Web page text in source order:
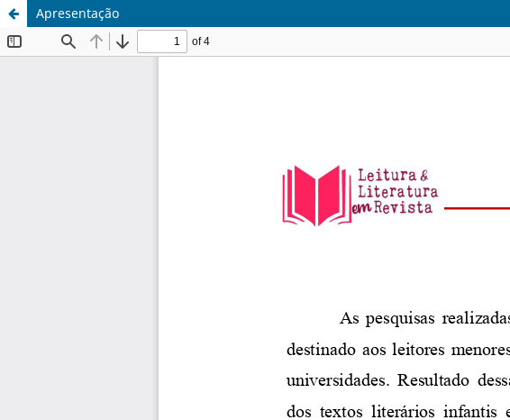
Apresentação